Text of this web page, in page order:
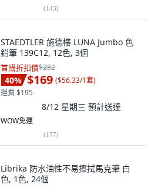
(143)
STAEDTLER 施德樓 LUNA Jumbo 色
鉛筆 139C12, 12色, 3個
首購折扣價$282
40% $169 ($56.33/1套)
運費 $195
8/12 星期三 預計送達
WOW免運
(177)
Librika 防水油性不易擦拭馬克筆 白
色, 1色, 24個